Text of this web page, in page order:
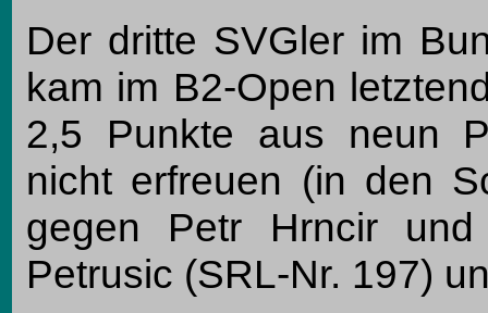
Der dritte SVGler im
kam im B2-Open
2,5 Punkte aus neun
nicht erfreuen (in den
gegen Petr Hrncir
Petrusic (SRL-Nr. 197)